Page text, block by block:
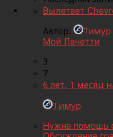
Вылетает
Автор:
Тимур
Мой Лачетти
3
7
6 лет, 1 месяц
Тимур
Нужна помощь